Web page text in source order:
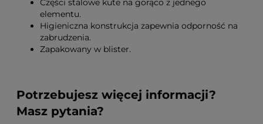
Części stalowe kute na gorąco z jednego
elementu.
Higieniczna konstrukcja zapewnia odporność na
zabrudzenia.
Zapakowany w blister.
Potrzebujesz więcej informacji?
Masz pytania?